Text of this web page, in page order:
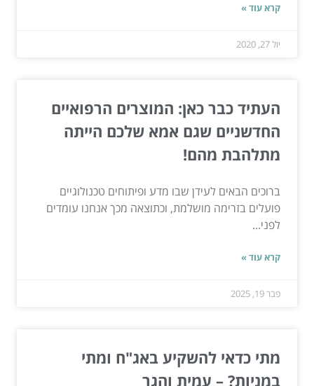
קרא עוד »
יול 27, 2020
העתיד כבר כאן: המוצרים הרפואיים
החדשניים שגם אמא שלכם הייתה
מתלהבת מהם!
ברוכים הבאים לעידן שבו מדע ופיתוחים טכנולוגיים
פועלים בזרימה מושלמת, וכתוצאה מכך אנחנו עומדים
לפני...
קרא עוד »
פבר 19, 2025
מתי כדאי להשקיע באג"ח ומתי
במניות? – עמית והגר